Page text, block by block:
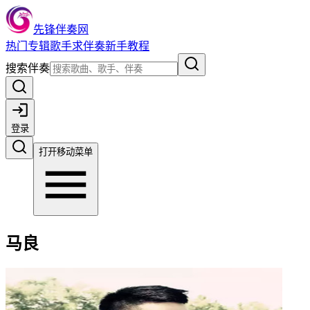
先锋伴奏网
热门 专辑歌手求伴奏新手教程
搜索伴奏
登录
打开移动菜单
马良